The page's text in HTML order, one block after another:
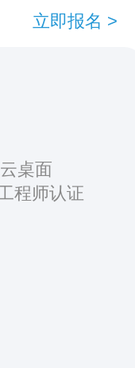
立即报名 >
桌面
程师认证